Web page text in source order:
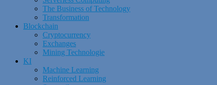
The Business of Technology
Transformation
Blockchain
Cryptocurrency
Exchanges
Mining Technologie
KI
Machine Learning
Reinforced Learning